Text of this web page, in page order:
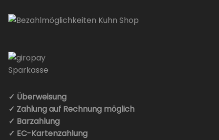
✓ Überweisung
✓ Zahlung auf Rechnung möglich
✓ Barzahlung
✓ EC-Kartenzahlung